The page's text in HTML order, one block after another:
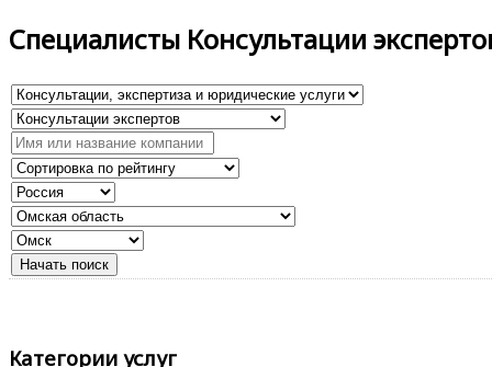
Специалисты Консультации
Категории услуг